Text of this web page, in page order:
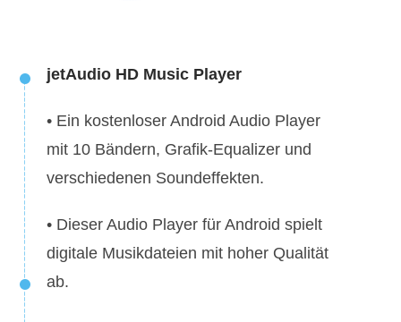
jetAudio HD Music Player
• Ein kostenloser Android Audio Player
mit 10 Bändern, Grafik-Equalizer und
verschiedenen Soundeffekten.
• Dieser Audio Player für Android spielt
digitale Musikdateien mit hoher Qualität
ab.